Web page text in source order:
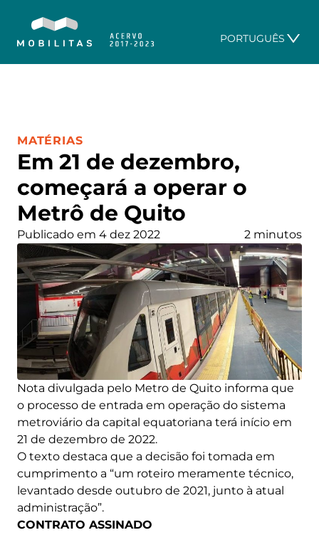
PORTUGUÊS
Em 21 de dezembro,
começará a operar o
Metrô de Quito
CATEGORIA:
MATÉRIAS
Publicado em 4 dez 2022 2 minutos
Nota divulgada pelo Metro de Quito informa que
o processo de entrada em operação do sistema
metroviário da capital equatoriana terá início em
21 de dezembro de 2022.
O texto destaca que a decisão foi tomada em
cumprimento a “um roteiro meramente técnico,
levantado desde outubro de 2021, junto à atual
administração”.
CONTRATO ASSINADO